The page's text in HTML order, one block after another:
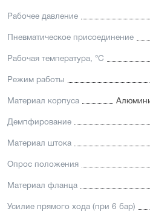
Рабочее давление
Пневматическое присоединение
Рабочая температура, °C
Режим работы
Материал корпуса
Демпфирование
Материал штока
Опрос положения
Материал фланца
Усилие прямого хода (при 6 бар)